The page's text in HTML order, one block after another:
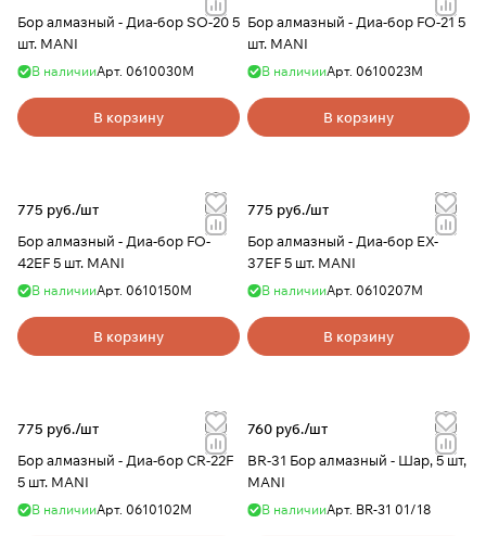
Бор алмазный - Диа-бор SО-20 5
шт. MANI
В наличииАрт. 0610030М
В корзину
Бор алмазный - Диа-бор FО-21 5
шт. MANI
В наличииАрт. 0610023М
В корзину
775 руб./шт
Бор алмазный - Диа-бор FO-
42EF 5 шт. MANI
В наличииАрт. 0610150М
В корзину
775 руб./шт
Бор алмазный - Диа-бор EX-
37EF 5 шт. MANI
В наличииАрт. 0610207М
В корзину
775 руб./шт
Бор алмазный - Диа-бор CR-22F
5 шт. MANI
В наличииАрт. 0610102М
760 руб./шт
BR-31 Бор алмазный - Шар, 5 шт,
MANI
В наличииАрт. BR-31 01/18